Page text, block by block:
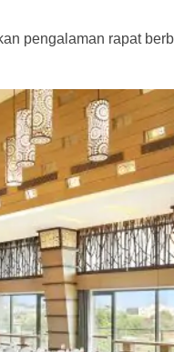
pengalaman rapat